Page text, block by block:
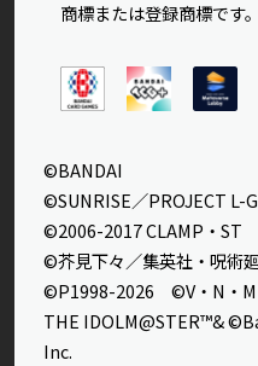
商標または登録商標です。
©BANDAI
©SUNRISE／PROJECT
©2006-2017 CLAMP・ST
©芥見下々／集英社・呪術
©P1998-2026 ©V・N・M
THE IDOLM@STER™&
Inc.